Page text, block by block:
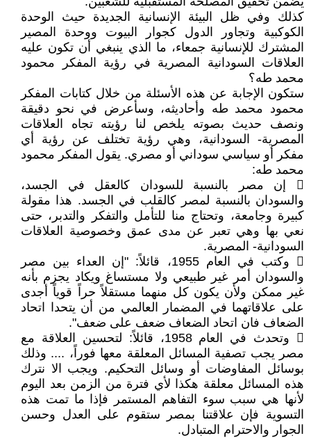
كذلك وفي ظل البيئة الإنسانية الجديدة حيث الوحدة
الكوكبية وتجاور الدول كجوار البيوت ووحدة المصير
المشترك للإنسانية جمعاء، ما الذي ينبغي أن تكون عليه
العلاقات السودانية المصرية في رؤية المفكر محمود
محمد طه؟
ستكون الإجابة عن هذه الأسئلة من خلال كتابات المفكر
محمود محمد طه وأحاديثه، وسأعرض في نحو دقيقة
ونصف حديث بصوته يلخص لنا رؤيته تجاه العلاقات
المصرية- السودانية، وهي رؤية تختلف عن رؤية أي
مفكر أو سياسي سوداني أو مصري. يقول المفكر محمود
محمد طه:
 إن مصر بالنسبة للسودان كالعقل في الجسد،
والسودان بالنسبة لمصر كالقلب في الجسد. هذا مقولة
كبيرة وجامعة، وتحتاج منا للتأمل والتفكر والتدبر، حتى
نعي بها وهي تعبر عن مدى عمق وخصوصية العلاقات
السودانية- المصرية.
 وكتب في العام 1955، قائلاً: "إن العداء بين مصر
والسودان أمر غير طبيعي ولا مستساغ ويكاد يجزم بأنه
غير ممكن ولأن يكون كل منهما مستقلاً حراً قوياً أجدى
على علاقاتهما في المضمار العالمي من أن يتحدا اتحاد
الضعاف فان اتحاد الضعاف ضعف على ضعف".
 وتحدث في العام 1958، قائلاً: لتحسين العلاقة مع
مصر يجب تصفية المسائل المعلقة معها فوراً، .... وذلك
بوسائل المفاوضات أو وسائل التحكيم. ويجب الا نترك
هذه المسائل معلقة هكذا لأي فترة من الزمن بعد اليوم
لأنها هي سبب سوء التفاهم المستمر فإذا ما تمت هذه
التسوية فإن علاقتنا بمصر ستقوم على العدل وحسن
الجوار والاحترام المتبادل.